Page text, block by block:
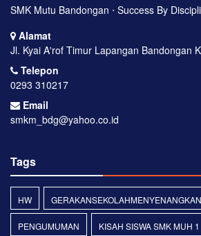
SMK Mutu Bandongan ⋅ Success By
Alamat
Jl. Kyai A'rof Timur Lapangan Bandongan
Telepon
0293 310217
Email
smkm_bdg@yahoo.co.id
Tags
HW GERAKANSEKOLAHMENYENANGKAN
PENGUMUMAN KISAH SISWA SMK MUH